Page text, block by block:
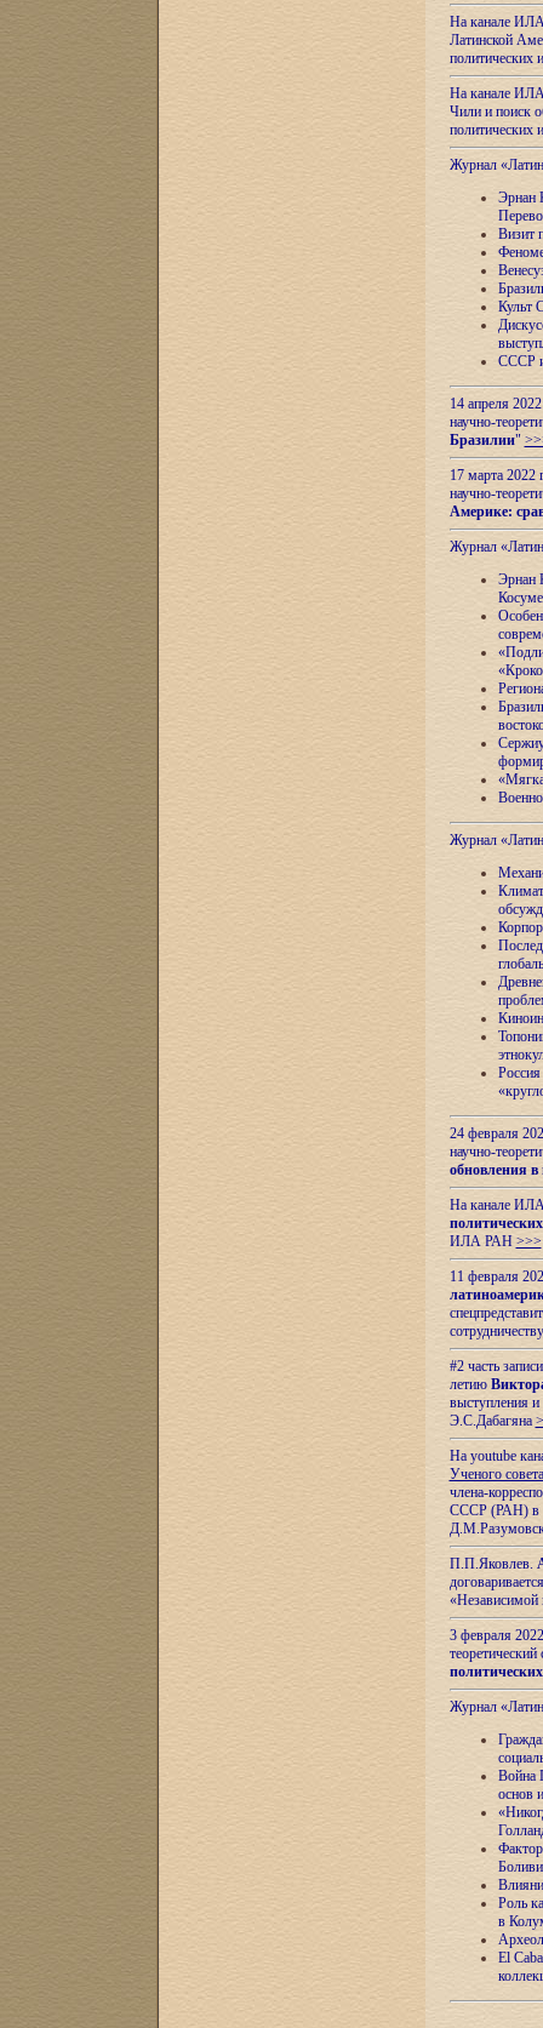
На канале
Латинской
На канале
Чили и поиск
Журнал
Эрнан
Визит
Культ
СССР и
14 апреля
научно-
Бразилии"
17 марта 2022
научно-
Америке:
Журнал
Эрнан
Журнал
24 февраля
научно-
обновления в
На канале
ИЛА РАН >>>
11 февраля
#2 часть
летию
выступления
Э.С.Дабагяна
На youtube
Ученого
члена-
СССР (РАН) в
П.П.Яковлев.
«Независимой
3 февраля
теоретический
Журнал
Война
основ
Роль
в
El